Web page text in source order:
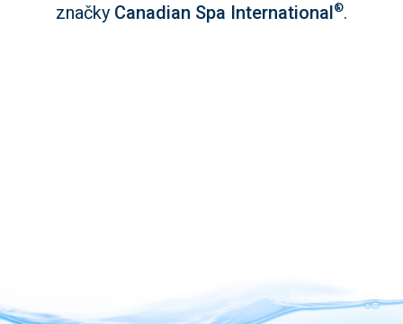
značky Canadian Spa International®.